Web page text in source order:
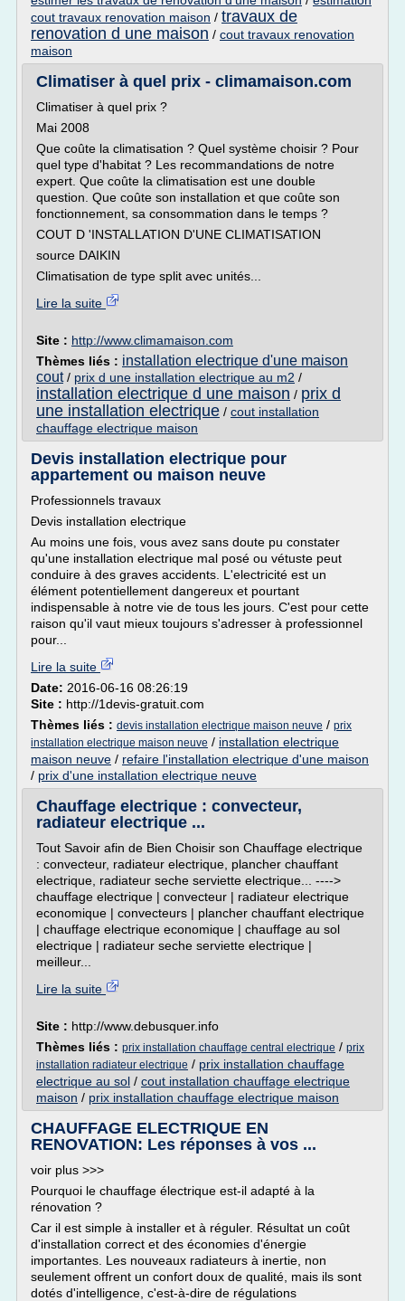
cout travaux renovation maison / travaux de
renovation d une maison / cout travaux renovation
maison
Climatiser à quel prix - climamaison.com
Climatiser à quel prix ?
Mai 2008
Que coûte la climatisation ? Quel système choisir ? Pour
quel type d'habitat ? Les recommandations de notre
expert. Que coûte la climatisation est une double
question. Que coûte son installation et que coûte son
fonctionnement, sa consommation dans le temps ?
COUT D 'INSTALLATION D'UNE CLIMATISATION
source DAIKIN
Climatisation de type split avec unités...
Lire la suite
Site : http://www.climamaison.com
Thèmes liés : installation electrique d'une maison
cout/ prix d une installation electrique au m2 /
installation electrique d une maison / prix d
une installation electrique / cout installation
chauffage electrique maison
Devis installation electrique pour
appartement ou maison neuve
Professionnels travaux
Devis installation electrique
Au moins une fois, vous avez sans doute pu constater
qu'une installation electrique mal posé ou vétuste peut
conduire à des graves accidents. L'electricité est un
élément potentiellement dangereux et pourtant
indispensable à notre vie de tous les jours. C'est pour cette
raison qu'il vaut mieux toujours s'adresser à professionnel
pour...
Lire la suite
Date: 2016-06-16 08:26:19
Site : http://1devis-gratuit.com
Thèmes liés : devis installation electrique maison neuve / prix
installation electrique maison neuve / installation electrique
maison neuve / refaire l'installation electrique d'une maison
/ prix d'une installation electrique neuve
Chauffage electrique : convecteur,
radiateur electrique ...
Tout Savoir afin de Bien Choisir son Chauffage electrique
: convecteur, radiateur electrique, plancher chauffant
electrique, radiateur seche serviette electrique... ---->
chauffage electrique | convecteur | radiateur electrique
economique | convecteurs | plancher chauffant electrique
| chauffage electrique economique | chauffage au sol
electrique | radiateur seche serviette electrique |
meilleur...
Lire la suite
Site : http://www.debusquer.info
Thèmes liés : prix installation chauffage central electrique / prix
installation radiateur electrique / prix installation chauffage
electrique au sol / cout installation chauffage electrique
maison / prix installation chauffage electrique maison
CHAUFFAGE ELECTRIQUE EN
RENOVATION: Les réponses à vos ...
voir plus >>>
Pourquoi le chauffage électrique est-il adapté à la
rénovation ?
Car il est simple à installer et à réguler. Résultat un coût
d'installation correct et des économies d'énergie
importantes. Les nouveaux radiateurs à inertie, non
seulement offrent un confort doux de qualité, mais ils sont
dotés d'intelligence, c'est-à-dire de régulations